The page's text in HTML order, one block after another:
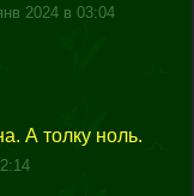
2024 в 03:04
А толку ноль.